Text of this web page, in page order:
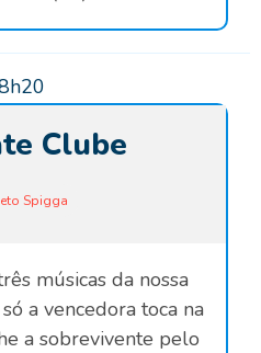
Clube
Spigga
músicas da nossa
a vencedora toca na
a sobrevivente pelo